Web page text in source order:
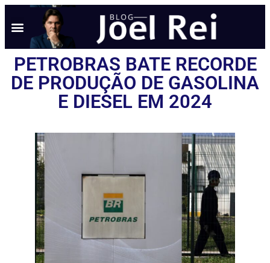
PETROBRAS BATE RECORDE
DE PRODUÇÃO DE GASOLINA
E DIESEL EM 2024